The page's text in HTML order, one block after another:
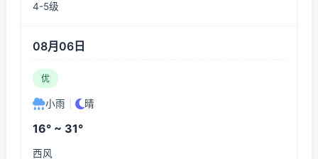
4-5级
08月06日
优
小雨 晴
16° ~ 31°
西风